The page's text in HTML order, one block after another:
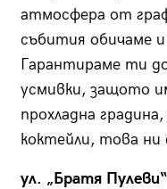
атмосфера от
събития обичаме
Гарантираме ти
усмивки, защото
прохладна
коктейли, това
ул. „Братя